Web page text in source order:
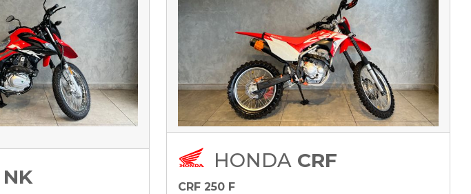
NK
HONDA CRF
CRF 250 F